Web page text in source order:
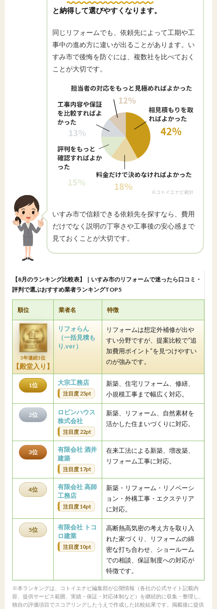
と納得して選びやすくなります。
同じリフォームでも、依頼先によって工期や工
事中の進め方に違いが出ることがあります。い
すみ市で後悔を防ぐには、複数社を比べておく
ことが大切です。
いすみ市で信頼できる依頼先を探すなら、費用
だけでなく説明の丁寧さや工事後の安心感まで
見ておくことが大切です。
【8月のランキング比較表】｜いすみ市のリフォームで迷ったら口コミ・
評判で選ぶおすすめ業者ランキングTOP5
順位 業者名 特徴
3年連続1位
【殿堂入り】
リフォらん
（一括見積も
り.ver）
リフォームは想定外補修が出や
すい分野ですが、提案比較で“追
加費用ポイント”を見つけやすい
のが強みです。
1位 大宗工務店
注目度 25pt
新築、住宅リフォーム、修繕、
小規模工事まで幅広く対応。
2位
ロビンハウス
株式会社
注目度 22pt
新築、リフォーム、自然素材を
活かした住まいづくりに対応。
3位
有限会社 酒井
建築
注目度 17pt
在来工法による新築、増改築、
リフォーム工事に対応。
4位
有限会社 高師
工務店
注目度 14pt
新築・リフォーム・リノベーシ
ョン・外構工事・エクステリア
に対応。
5位
有限会社 トコ
ロ建業
注目度 10pt
高断熱高気密の考え方を取り入
れた家づくり、リフォームの綿
密な打ち合わせ、ショールーム
での相談、保証制度への対応が
特徴です。
※本ランキングは、コトイエナビ編集部が公開情報（各社の公式サイト記載内
容、提供サービス範囲、実績・保証・対応体制など）を継続的に収集・整理し、
独自の評価項目でスコアリングしたうえで作成した比較結果です。掲載後に提供